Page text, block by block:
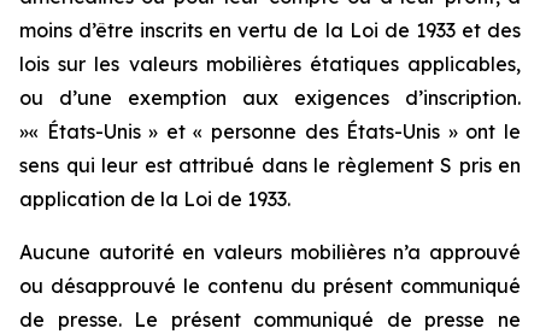
moins d’être inscrits en vertu de la Loi de 1933 et des
lois sur les valeurs mobilières étatiques applicables,
ou d’une exemption aux exigences d’inscription.
»« États-Unis » et « personne des États-Unis » ont le
sens qui leur est attribué dans le règlement S pris en
application de la Loi de 1933.
Aucune autorité en valeurs mobilières n’a approuvé
ou désapprouvé le contenu du présent communiqué
de presse. Le présent communiqué de presse ne